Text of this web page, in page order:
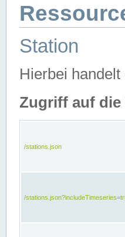
Station
Hierbei
Zugriff auf die
/stations.json
/